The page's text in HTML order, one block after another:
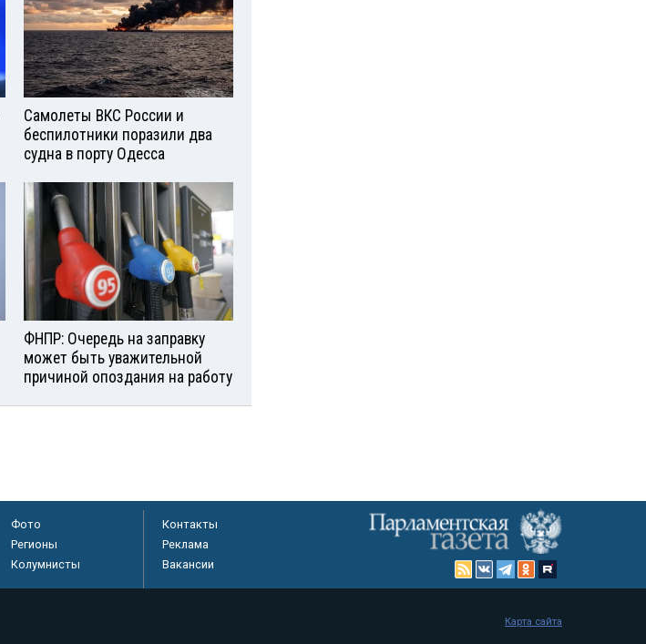
Самолеты ВКС России и
беспилотники поразили два
судна в порту Одесса
ФНПР: Очередь на заправку
может быть уважительной
причиной опоздания на работу
Фото
Регионы
Колумнисты
Контакты
Реклама
Вакансии
Карта сайта